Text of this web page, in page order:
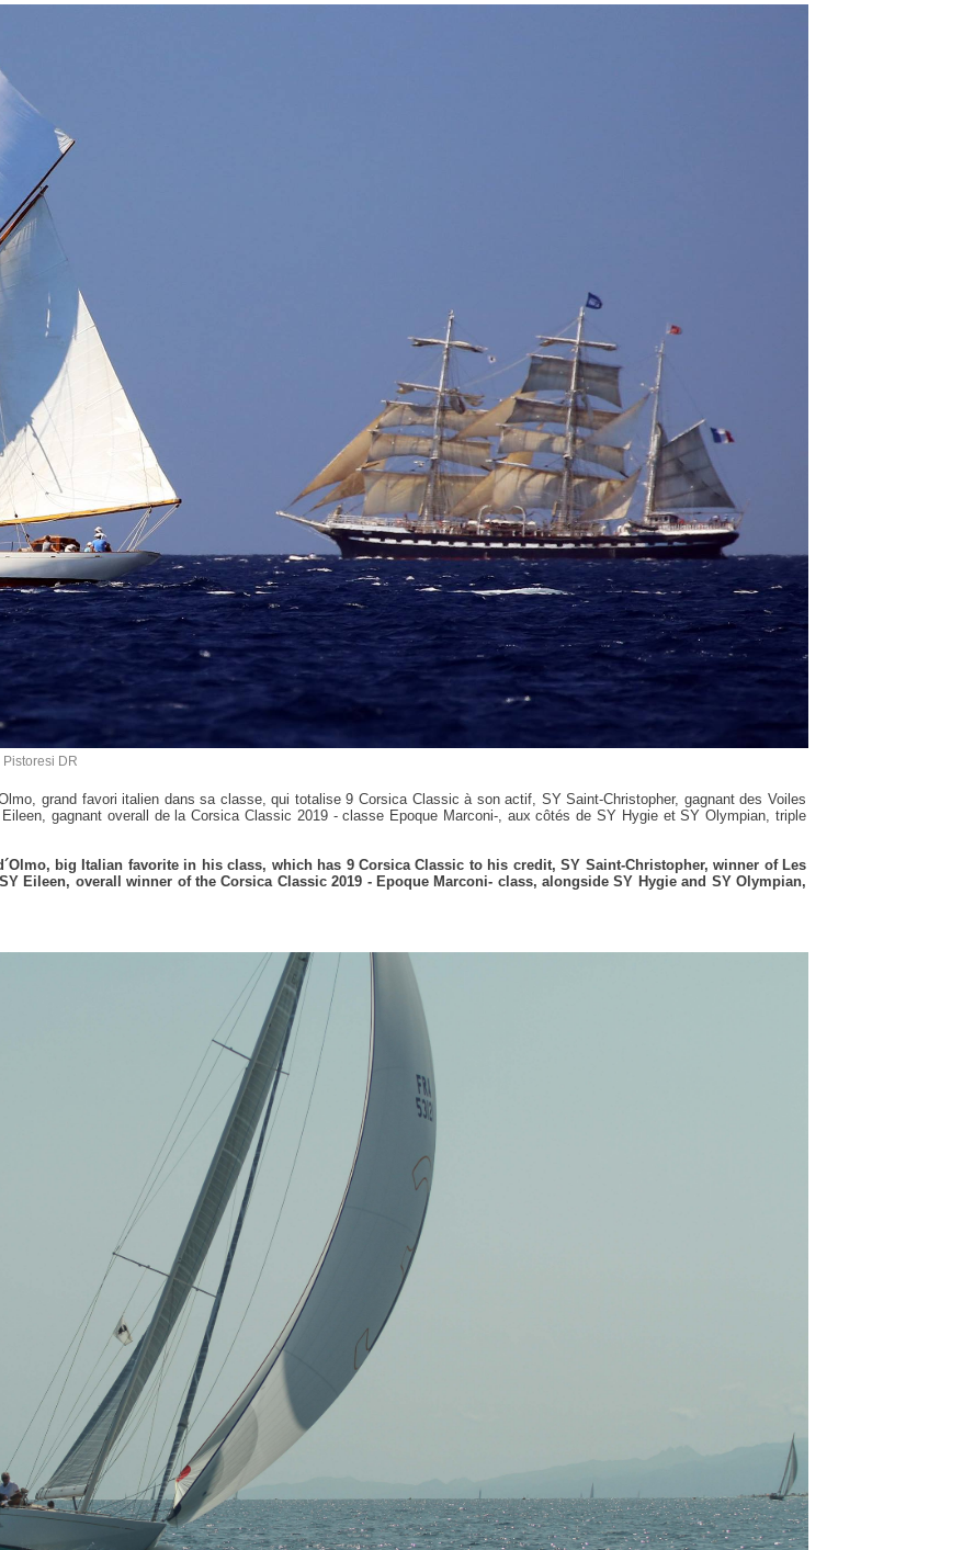
DR
grand favori italien dans sa classe, qui totalise 9 Corsica Classic à son actif, SY Saint-Christopher, gagnant des Voiles
gagnant overall de la Corsica Classic 2019 - classe Epoque Marconi-, aux côtés de SY Hygie et SY Olympian, triple
big Italian favorite in his class, which has 9 Corsica Classic to his credit, SY Saint-Christopher, winner of Les
Eileen, overall winner of the Corsica Classic 2019 - Epoque Marconi- class, alongside SY Hygie and SY Olympian,